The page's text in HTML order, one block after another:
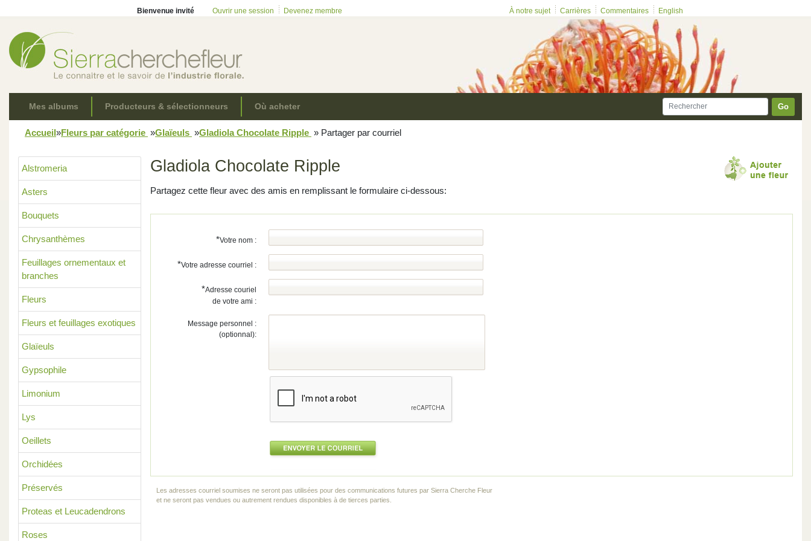
Bienvenue invité Ouvrir une session Devenez membre À notre sujet Carrières Commentaires English
Mes albums Producteurs & sélectionneurs Où acheter Go
Accueil»Fleurs par catégorie »Glaïeuls »Gladiola Chocolate Ripple » Partager par courriel
Alstromeria
Asters
Bouquets
Chrysanthèmes
Feuillages ornementaux et
branches
Fleurs
Fleurs et feuillages exotiques
Glaïeuls
Gypsophile
Limonium
Lys
Oeillets
Orchidées
Préservés
Proteas et Leucadendrons
Roses
Gladiola Chocolate Ripple
Partagez cette fleur avec des amis en remplissant le formulaire ci-dessous:
*Votre nom :
*Votre adresse courriel :
*Adresse couriel
de votre ami :
Message personnel :
(optionnal):
Les adresses courriel soumises ne seront pas utilisées pour des communications futures par Sierra Cherche Fleur
et ne seront pas vendues ou autrement rendues disponibles à de tierces parties.